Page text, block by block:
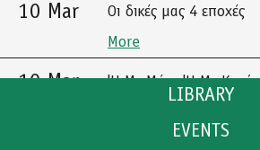
LIBRARY
CATALOGUE
EVENTS
10 Mar
Οι δικές μας 4 εποχές
More
10 Mar
'Η Με Μένα 'Η Με Καμία